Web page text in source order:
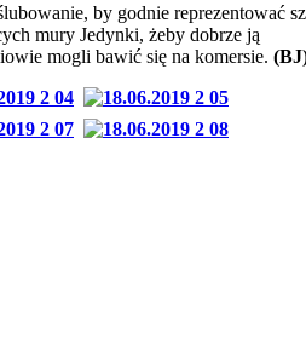
by godnie reprezentować
mury Jedynki, żeby dobrze ją
mogli bawić się na komersie.